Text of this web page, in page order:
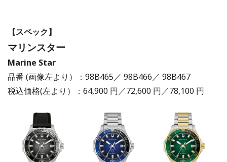
【スペック】
マリンスター
Marine Star
品番 (画像左より）：98B465／ 98B466／ 98B467
税込価格(左より）：64,900 円／72,600 円／78,100 円